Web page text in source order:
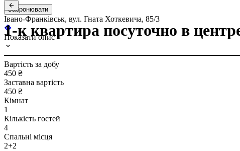
1-к квартира посуточно в
Забронювати
Івано-Франківськ, вул. Гната Хоткевича, 85/3
Показати опис
Вартість за добу
450 ₴
Заставна вартість
450 ₴
Кімнат
1
Кількість гостей
4
Спальні місця
2+2